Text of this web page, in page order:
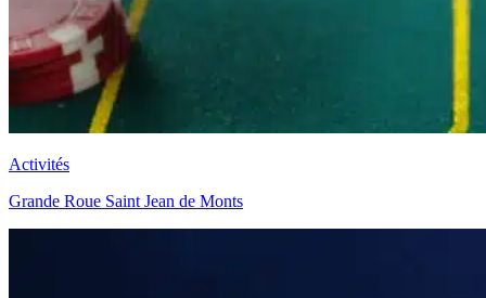
Activités
Grande Roue Saint Jean de Monts